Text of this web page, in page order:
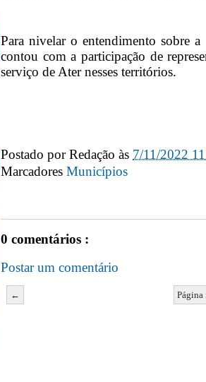
Para nivelar o entendimento sobre
contou com a participação de
serviço de Ater nesses territórios.
Postado porRedação às 7/11/2022
Marcadores Municípios
0 comentários :
Postar um comentário
←